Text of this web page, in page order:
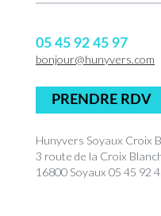
05 45 92 45 97
bonjour@hunyvers.com
PRENDRE RDV
Hunyvers Soyaux Croix
3 route de la Croix
16800 Soyaux 05 45 92